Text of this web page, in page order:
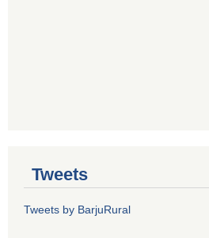
Tweets
Tweets by BarjuRural